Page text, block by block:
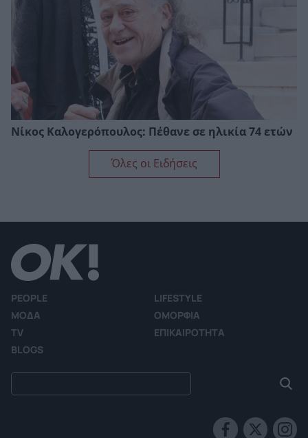
Νίκος Καλογερόπουλος: Πέθανε σε ηλικία 74 ετών
Όλες οι Ειδήσεις
PEOPLE
LIFESTYLE
ΜΟΔΑ
ΟΜΟΡΦΙΑ
TV
ΕΠΙΚΑΙΡΟΤΗΤΑ
BLOGS